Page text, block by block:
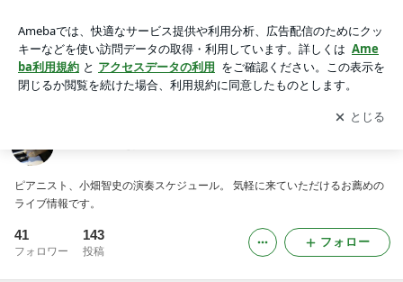
アプリをダウンロードして ブログの更新通知
を受け取りまし
ょう。
開く
ピアニスト、小畑智史の演奏スケジュール。 気軽に来ていただけるお薦めの
ライブ情報です。
41
フォロワー
143
投稿
フォロー